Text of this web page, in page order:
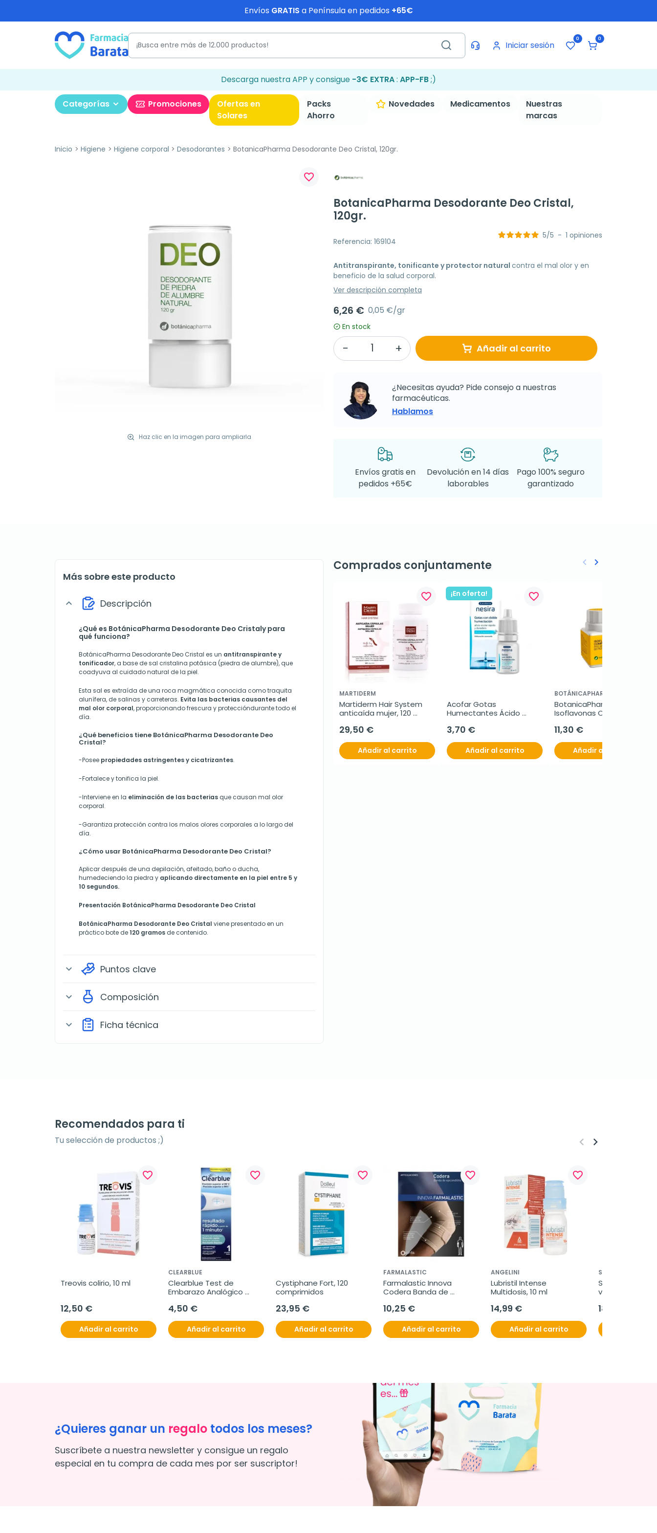
Envíos GRATIS a Península en pedidos +65€
Iniciar sesión
0 0
Descarga nuestra APP y consigue -3€ EXTRA: APP-FB;)
Categorías Promociones
Ofertas en
Solares
Packs
Ahorro
Novedades Medicamentos
Nuestras
marcas
Inicio Higiene Higiene corporal Desodorantes BotanicaPharma Desodorante Deo Cristal, 120gr.
Haz clic en la imagen para ampliarla
favorite_border
BotanicaPharma Desodorante Deo Cristal,
120gr.
Referencia: 169104
5/5 - 1 opiniones
Antitranspirante, tonificante y protector natural contra el mal olor y en
beneficio de la salud corporal.
Ver descripción completa
6,26 € 0,05 €/gr
En stock
Añadir al carrito
¿Necesitas ayuda? Pide consejo a nuestras
farmacéuticas.
Hablamos
Envíos gratis en
pedidos +65€
Devolución en 14 días
laborables
Pago 100% seguro
garantizado
Más sobre este producto
expand_more Descripción
¿Qué es BotánicaPharma Desodorante Deo Cristaly para
qué funciona?
BotánicaPharma Desodorante Deo Cristal es un antitranspirante y
tonificador, a base de sal cristalina potásica (piedra de alumbre), que
coadyuva al cuidado natural de la piel.
Esta sal es extraída de una roca magmática conocida como traquita
alunífera, de salinas y carreteras. Evita las bacterias causantes del
mal olor corporal, proporcionando frescura y proteccióndurante todo el
día.
¿Qué beneficios tiene BotánicaPharma Desodorante Deo
Cristal?
-Posee propiedades astringentesy cicatrizantes.
-Fortalece y tonifica la piel.
-Interviene en la eliminación de las bacterias que causan mal olor
corporal.
-Garantiza protección contra los malos olores corporales a lo largo del
día.
¿Cómo usar BotánicaPharma Desodorante Deo Cristal?
Aplicar después de una depilación, afeitado, baño o ducha,
humedeciendo la piedra y aplicando directamente en la piel entre 5 y
10 segundos.
Presentación BotánicaPharma Desodorante Deo Cristal
BotánicaPharma Desodorante Deo Cristal viene presentado en un
práctico bote de120 gramos de contenido.
expand_more Puntos clave
expand_more Composición
expand_more Ficha técnica
Comprados conjuntamente
favorite_border
MARTIDERM
Martiderm Hair System
anticaída mujer, 120
29,50 €
Añadir al carrito
¡En oferta! favorite_border
Acofar Gotas
Humectantes Ácido
3,70 €
Añadir al carrito
BOTÁNICAPHARMA
BotanicaPharma
Isoflavonas Complex
11,30 €
Añadir al carrito
Anterior
keyboard_arrow_left Siguiente
keyboard_arrow_right
Recomendados para ti
Tu selección de productos ;)
favorite_border
Treovis colirio, 10 ml
12,50 €
Añadir al carrito
favorite_border
CLEARBLUE
Clearblue Test de
Embarazo Analógico
unidad
4,50 €
Añadir al carrito
favorite_border
Cystiphane Fort, 120
comprimidos
23,95 €
Añadir al carrito
favorite_border
FARMALASTIC
Farmalastic Innova
Codera Banda de
10,25 €
Añadir al carrito
favorite_border
ANGELINI
Lubristil Intense
Multidosis, 10 ml
14,99 €
Añadir al carrito
SEID
Seidigyn
vaginales
18,99 €
keyboard_arrow_left keyboard_arrow_right
¿Quieres ganar un regalo todos los meses?
Suscríbete a nuestra newsletter y consigue un regalo
especial en tu compra de cada mes por ser suscriptor!